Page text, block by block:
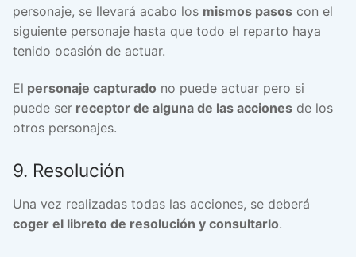
personaje, se llevará acabo los mismos pasos con el
siguiente personaje hasta que todo el reparto haya
tenido ocasión de actuar.
El personaje capturado no puede actuar pero si
puede ser receptor de alguna de las acciones de los
otros personajes.
9. Resolución
Una vez realizadas todas las acciones, se deberá
coger el libreto de resolución y consultarlo.